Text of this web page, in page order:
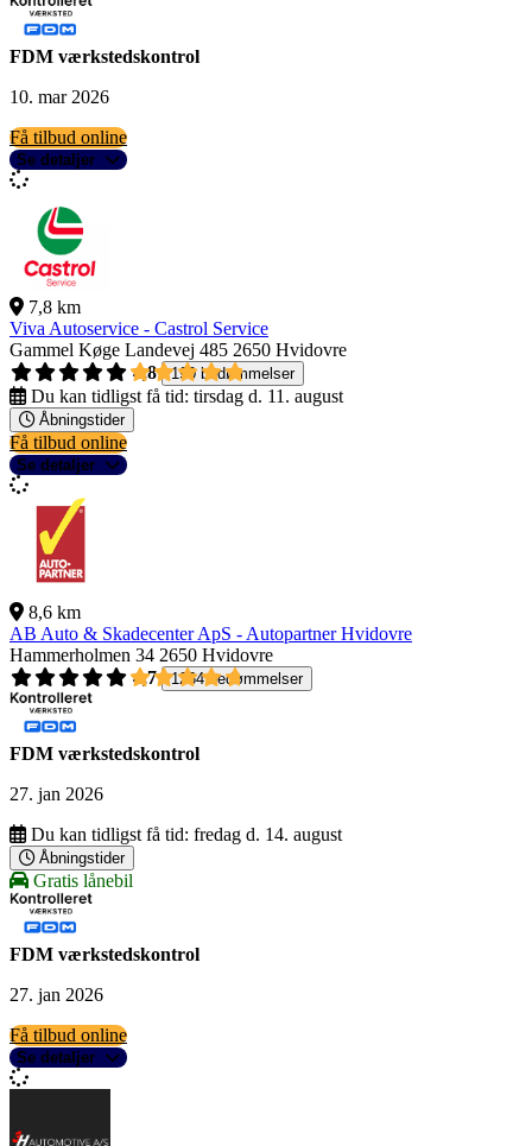
FDM værkstedskontrol
10. mar 2026
Få tilbud online
Se detaljer
7,8 km
Viva Autoservice - Castrol Service
Gammel Køge Landevej 485 2650 Hvidovre
4,8
190 bedømmelser
Du kan tidligst få tid: tirsdag d. 11. august
Åbningstider
Få tilbud online
Se detaljer
8,6 km
AB Auto & Skadecenter ApS - Autopartner Hvidovre
Hammerholmen 34 2650 Hvidovre
4,7
1264 bedømmelser
FDM værkstedskontrol
27. jan 2026
Du kan tidligst få tid: fredag d. 14. august
Åbningstider
Gratis lånebil
FDM værkstedskontrol
27. jan 2026
Få tilbud online
Se detaljer